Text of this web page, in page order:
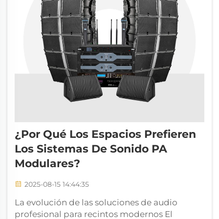
¿Por Qué Los Espacios Prefieren
Los Sistemas De Sonido PA
Modulares?
2025-08-15 14:44:35
La evolución de las soluciones de audio
profesional para recintos modernos El